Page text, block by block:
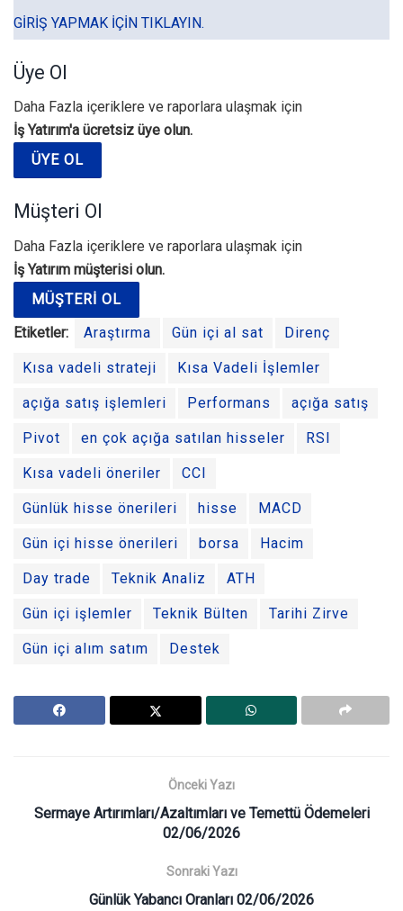
GIRIŞ YAPMAK IÇIN TIKLAYIN.
Üye Ol
Daha Fazla içeriklere ve raporlara ulaşmak için
İş Yatırım'a ücretsiz üye olun.
ÜYE OL
Müşteri Ol
Daha Fazla içeriklere ve raporlara ulaşmak için
İş Yatırım müşterisi olun.
MÜŞTERI OL
Etiketler:
Araştırma Gün içi al sat Direnç
Kısa vadeli strateji Kısa Vadeli İşlemler
açığa satış işlemleri Performans açığa satış
Pivot en çok açığa satılan hisseler RSI
Kısa vadeli öneriler CCI
Günlük hisse önerileri hisse MACD
Gün içi hisse önerileri borsa Hacim
Day trade Teknik Analiz ATH
Gün içi işlemler Teknik Bülten Tarihi Zirve
Gün içi alım satım Destek
Önceki Yazı
Sermaye Artırımları/Azaltımları ve Temettü Ödemeleri
02/06/2026
Sonraki Yazı
Günlük Yabancı Oranları 02/06/2026